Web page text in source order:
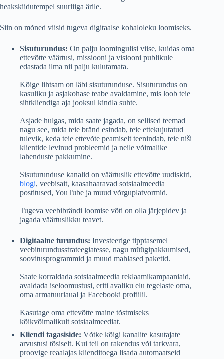
heakskiidutempel suurliiga ärile.
Siin on mõned viisid tugeva digitaalse kohaloleku loomiseks.
Sisuturundus: On palju loomingulisi viise, kuidas oma
ettevõtte väärtusi, missiooni ja visiooni publikule
edastada ilma nii palju kulutamata.
Kõige lihtsam on läbi sisuturunduse. Sisuturundus on
kasuliku ja asjakohase teabe avaldamine, mis loob teie
sihtkliendiga aja jooksul kindla suhte.
Asjade hulgas, mida saate jagada, on sellised teemad
nagu see, mida teie bränd esindab, teie ettekujutatud
tulevik, keda teie ettevõte peamiselt teenindab, teie niši
klientide levinud probleemid ja neile võimalike
lahenduste pakkumine.
Sisuturunduse kanalid on väärtuslik ettevõtte uudiskiri,
blogi, veebisait, kaasahaaravad sotsiaalmeedia
postitused, YouTube ja muud võrguplatvormid.
Tugeva veebibrändi loomise võti on olla järjepidev ja
jagada väärtuslikku teavet.
Digitaalne turundus: Investeerige tipptasemel
veebiturundusstrateegiatesse, nagu müügipakkumised,
soovitusprogrammid ja muud mahlased paketid.
Saate korraldada sotsiaalmeedia reklaamikampaaniaid,
avaldada iseloomustusi, eriti avaliku elu tegelaste oma,
oma armatuurlaual ja Facebooki profiilil.
Kasutage oma ettevõtte maine tõstmiseks
kõikvõimalikult sotsiaalmeediat.
Kliendi tagasiside: Võtke kõigi kanalite kasutajate
arvustusi tõsiselt. Kui teil on rakendus või tarkvara,
proovige reaalajas klienditoega lisada automaatseid